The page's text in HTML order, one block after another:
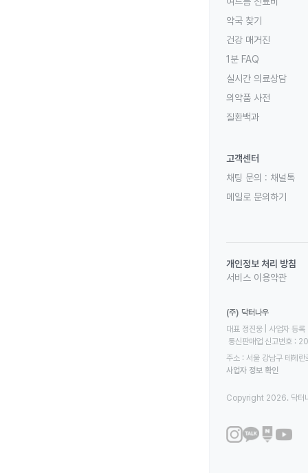
약국 찾기
건강 매거진
1분 FAQ
실시간 의료상담
의약품 사전
질환백과
고객센터
채팅 문의 : 채널톡
메일로 문의하기
개인정보 처리 방침
서비스 이용약관
(주) 닥터나우
대표 정진웅 | 사업자
통신판매업 신고번호
주소 : 서울 강남구 테헤
사업자 정보 확인
Copyright 2026. 닥터